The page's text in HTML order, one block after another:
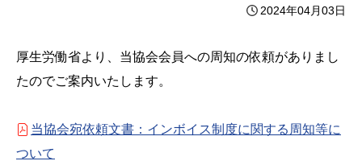
2024年04月03日
厚生労働省より、当協会会員への周知の依頼がありまし
たのでご案内いたします。
当協会宛依頼文書：インボイス制度に関する周知等に
ついて